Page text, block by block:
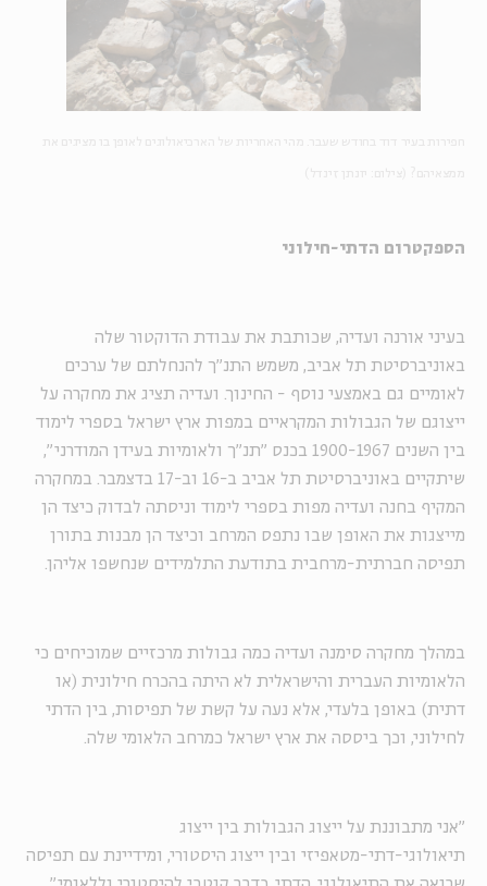
הספקטרום הדתי-חילוני
בעיני אורנה ועדיה, שכותבת את עבודת הדוקטור שלה
באוניברסיטת תל אביב, משמש התנ״ך להנחלתם של ערכים
לאומיים גם באמצעי נוסף - החינוך. ועדיה תציג את מחקרה על
ייצוגם של הגבולות המקראיים במפות ארץ ישראל בספרי לימוד
בין השנים 1900-1967 בכנס ״תנ״ך ולאומיות בעידן המודרני״,
שיתקיים באוניברסיטת תל אביב ב-16 וב-17 בדצמבר. במחקרה
המקיף בחנה ועדיה מפות בספרי לימוד וניסתה לבדוק כיצד הן
מייצגות את האופן שבו נתפס המרחב וכיצד הן מבנות בתורן
תפיסה חברתית-מרחבית בתודעת התלמידים שנחשפו אליהן.
במהלך מחקרה סימנה ועדיה כמה גבולות מרכזיים שמוכיחים כי
הלאומיות העברית והישראלית לא היתה בהכרח חילונית (או
דתית) באופן בלעדי, אלא נעה על קשת של תפיסות, בין הדתי
לחילוני, וכך ביססה את ארץ ישראל כמרחב הלאומי שלה.
״אני מתבוננת על ייצוג הגבולות בין ייצוג
תיאולוגי-דתי-מטאפיזי ובין ייצוג היסטורי, ומידיינת עם תפיסה